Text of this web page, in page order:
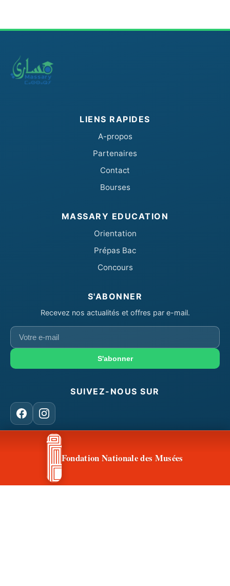
LIENS RAPIDES
A-propos
Partenaires
Contact
Bourses
MASSARY EDUCATION
Orientation
Prépas Bac
Concours
S'ABONNER
Recevez nos actualités et offres par e-mail.
Votre
e-
S'abonner
SUIVEZ-NOUS SUR
FacebookInstagram
CONTACT & ACCÈSFondation Nationale des Musées